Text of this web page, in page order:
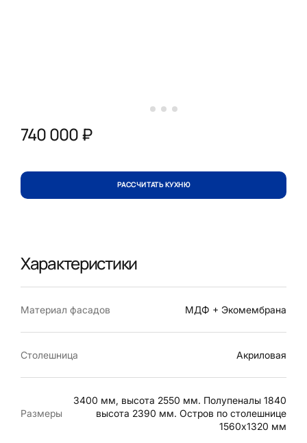
740 000 ₽
РАССЧИТАТЬ КУХНЮ
Характеристики
Материал фасадов МДФ + Экомембрана
Столешница Акриловая
Размеры
3400 мм, высота 2550 мм. Полупеналы 1840
высота 2390 мм. Остров по столешнице
1560х1320 мм